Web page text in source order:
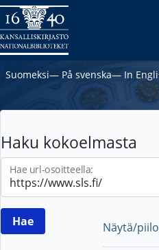
Suomeksi― På svenska― In
Haku kokoelmasta
Hae url-osoitteella:
Näytä/